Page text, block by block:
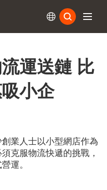
運送鏈 比
小企
業人士以小型網店作為
克服物流快遞的挑戰，
運。